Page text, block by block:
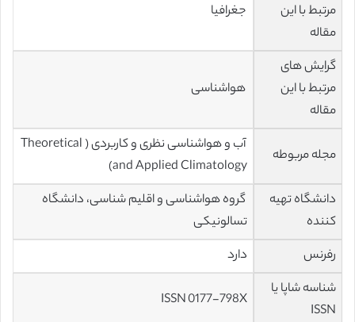
مرتبط با این
مقاله
جغرافیا
گرایش های
مرتبط با این
مقاله
هواشناسی
مجله مربوطه
آب و هواشناسی نظری و کاربردی ( Theoretical
and Applied Climatology)
دانشگاه تهیه
کننده
گروه هواشناسی و اقلیم شناسی، دانشگاه
تسالونیکی
رفرنس
دارد
شناسه شاپا یا
ISSN
ISSN 0177-798X